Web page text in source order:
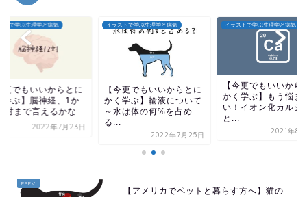
トで学ぶ生理学と病気
更でもいいからとに
学ぶ】脳神経、1か
対まで言えるかな...
2022年7月23日
イラストで学ぶ生理学と病気
【今更でもいいからとに
かく学ぶ】輸液について
～水は体の何%を占め
る...
2022年7月25日
イラストで学ぶ生理学と病気
【今更でもいいから
かく学ぶ】もう悩ま
い！イオン化カルシ
と...
2021年8
【アメリカでペットと暮らす方へ】猫の